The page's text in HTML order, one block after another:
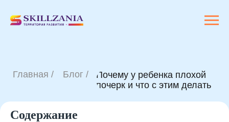
Содержание